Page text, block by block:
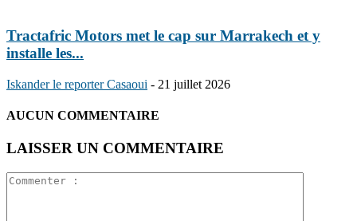
Tractafric Motors met le cap sur Marrakech et y
installe les...
Iskander le reporter Casaoui - 21 juillet 2026
AUCUN COMMENTAIRE
LAISSER UN COMMENTAIRE